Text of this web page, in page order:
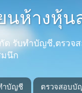
นห้างหุ้น
รับทำบัญชี,ตรวจ
มนึก
ำบัญชี ตรวจสอบบั